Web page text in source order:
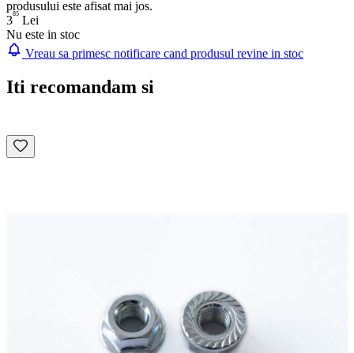
produsului este afisat mai jos.
385 Lei
Nu este in stoc
Vreau sa primesc notificare cand produsul revine in stoc
Iti recomandam si